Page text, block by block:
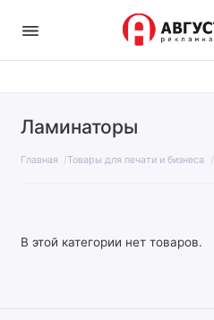
Ламинаторы
Главная Товары для печати и бизнеса
В этой категории нет товаров.